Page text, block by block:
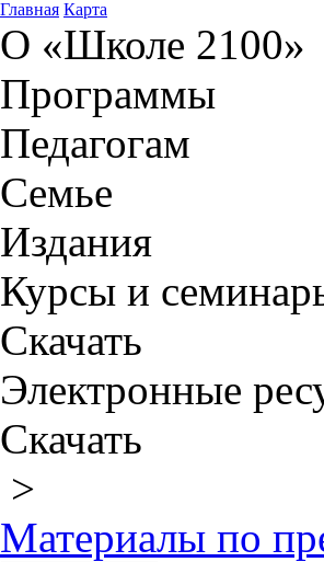
Главная Карта
О «Школе 2100»
Программы
Педагогам
Семье
Издания
Курсы и
Скачать
Электронные
Скачать
>
Материалы по